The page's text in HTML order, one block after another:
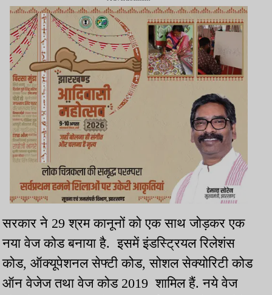
सरकार ने 29 श्रम कानूनों को एक साथ जोड़कर एक
नया वेज कोड बनाया है. इसमें इंडस्ट्रियल रिलेशंस
कोड, ऑक्यूपेशनल सेफ्टी कोड, सोशल सेक्योरिटी कोड
ऑन वेजेज तथा वेज कोड 2019 शामिल हैं. नये वेज